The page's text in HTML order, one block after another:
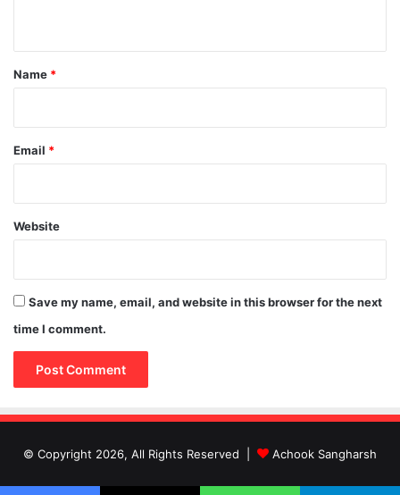
*
Name *
Email *
Website
Save my name, email, and website in this browser for the next
time I comment.
© Copyright 2026, All Rights Reserved | Achook Sangharsh